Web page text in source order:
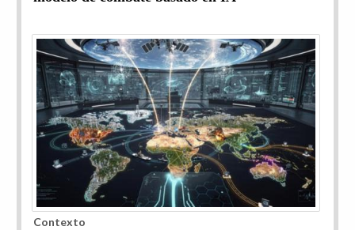
Contexto